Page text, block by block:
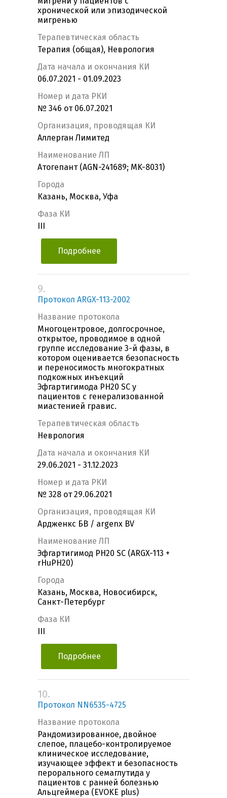
хронической или эпизодической
мигренью
Терапевтическая область
Терапия (общая), Неврология
Дата начала и окончания КИ
06.07.2021 - 01.09.2023
Номер и дата РКИ
№ 346 от 06.07.2021
Организация, проводящая КИ
Аллерган Лимитед
Наименование ЛП
Атогепант (AGN-241689; MK-8031)
Города
Казань, Москва, Уфа
Фаза КИ
Подробнее
9.
Протокол ARGX-113-2002
Название протокола
Многоцентровое, долгосрочное,
открытое, проводимое в одной
группе исследование 3-й фазы, в
котором оценивается безопасность
и переносимость многократных
подкожных инъекций
Эфгартигимода PH20 SC у
пациентов с генерализованной
миастенией гравис.
Терапевтическая область
Неврология
Дата начала и окончания КИ
29.06.2021 - 31.12.2023
Номер и дата РКИ
№ 328 от 29.06.2021
Организация, проводящая КИ
Ардженкс БВ / argenx BV
Наименование ЛП
Эфгартигимод PH20 SC (ARGX-113 +
rHuPH20)
Города
Казань, Москва, Новосибирск,
Санкт-Петербург
Фаза КИ
Подробнее
10.
Протокол NN6535-4725
Название протокола
Рандомизированное, двойное
слепое, плацебо-контролируемое
клиническое исследование,
изучающее эффект и безопасность
перорального cемаглутида у
пациентов с ранней болезнью
Альцгеймера (EVOKE plus)